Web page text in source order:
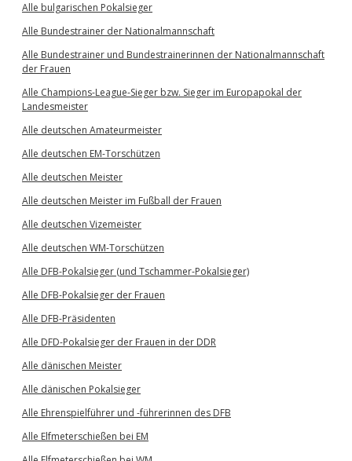
Alle bulgarischen Pokalsieger
Alle Bundestrainer der Nationalmannschaft
Alle Bundestrainer und Bundestrainerinnen der Nationalmannschaft
der Frauen
Alle Champions-League-Sieger bzw. Sieger im Europapokal der
Landesmeister
Alle deutschen Amateurmeister
Alle deutschen EM-Torschützen
Alle deutschen Meister
Alle deutschen Meister im Fußball der Frauen
Alle deutschen Vizemeister
Alle deutschen WM-Torschützen
Alle DFB-Pokalsieger (und Tschammer-Pokalsieger)
Alle DFB-Pokalsieger der Frauen
Alle DFB-Präsidenten
Alle DFD-Pokalsieger der Frauen in der DDR
Alle dänischen Meister
Alle dänischen Pokalsieger
Alle Ehrenspielführer und -führerinnen des DFB
Alle Elfmeterschießen bei EM